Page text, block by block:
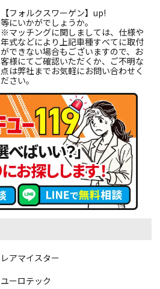
【フォルクスワーゲン】up!
等にいかがでしょうか。
※マッチングに関しましては、仕様や
年式などにより上記車種すべてに取付
ができない場合もございますので、お
客様にてご確認いただくか、ご不明な
点は弊社までお気軽にお問い合わせく
ださい。
レアマイスター
ユーロテック